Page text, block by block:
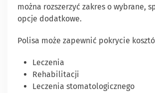
można rozszerzyć zakres o wybrane,
opcje dodatkowe.
Polisa może zapewnić pokrycie
Leczenia
Rehabilitacji
Leczenia stomatologicznego